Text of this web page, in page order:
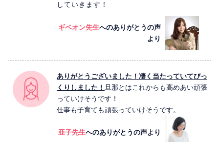
していきます！
ギベオン先生へのありがとうの声
より
ありがとうございました！凄く当たっていてびっ
くりしました！ 旦那とはこれからも高めあい頑張
っていけそうです！
仕事も子育ても頑張っていけそうです。
亜子先生へのありがとうの声より